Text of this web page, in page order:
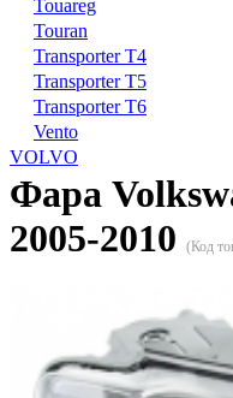
Touareg
Touran
Transporter T4
Transporter T5
Transporter T6
Vento
VOLVO
Фара
2005-2010
(Код